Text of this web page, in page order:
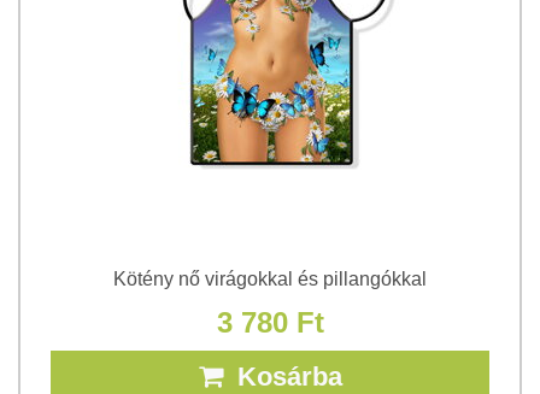
Kötény nő virágokkal és pillangókkal
3 780 Ft
Kosárba